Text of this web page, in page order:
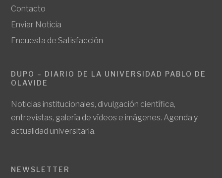
Contacto
Enviar Noticia
Encuesta de Satisfacción
DUPO – DIARIO DE LA UNIVERSIDAD PABLO DE
OLAVIDE
Noticias institucionales, divulgación científica,
entrevistas, galería de vídeos e imágenes. Agenda y
actualidad universitaria.
NEWSLETTER